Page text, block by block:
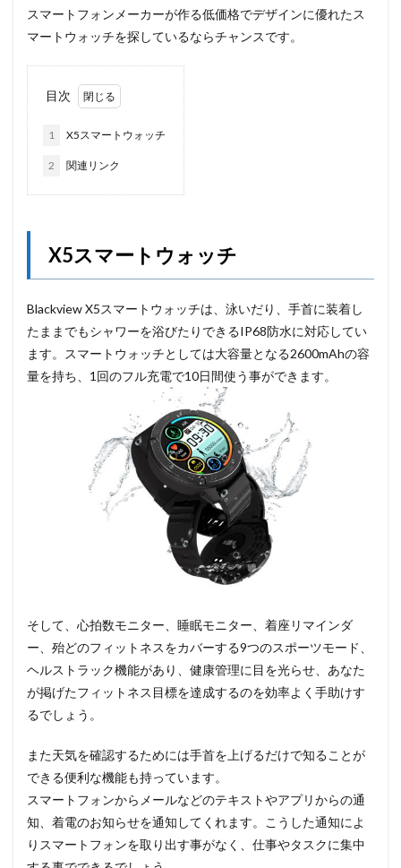
スマートフォンメーカーが作る低価格でデザインに優れたス
マートウォッチを探しているならチャンスです。
目次
1 X5スマートウォッチ
2 関連リンク
X5スマートウォッチ
Blackview X5スマートウォッチは、泳いだり、手首に装着し
たままでもシャワーを浴びたりできるIP68防水に対応してい
ます。スマートウォッチとしては大容量となる2600mAhの容
量を持ち、1回のフル充電で10日間使う事ができます。
そして、心拍数モニター、睡眠モニター、着座リマインダ
ー、殆どのフィットネスをカバーする9つのスポーツモード、
ヘルストラック機能があり、健康管理に目を光らせ、あなた
が掲げたフィットネス目標を達成するのを効率よく手助けす
るでしょう。
また天気を確認するためには手首を上げるだけで知ることが
できる便利な機能も持っています。
スマートフォンからメールなどのテキストやアプリからの通
知、着電のお知らせを通知してくれます。こうした通知によ
りスマートフォンを取り出す事がなく、仕事やタスクに集中